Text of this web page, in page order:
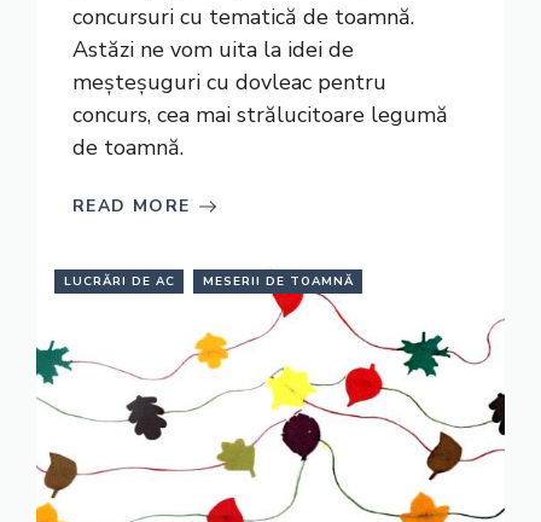
concursuri cu tematică de toamnă.
Astăzi ne vom uita la idei de
meșteșuguri cu dovleac pentru
concurs, cea mai strălucitoare legumă
de toamnă.
READ MORE
LUCRĂRI DE AC MESERII DE TOAMNĂ